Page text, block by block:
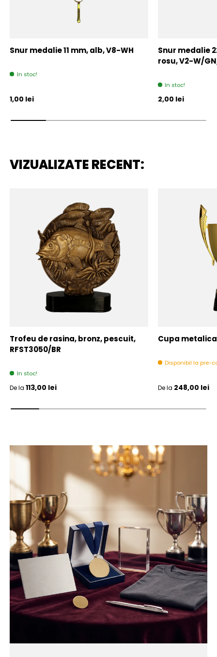
Snur medalie 11 mm, alb, V8-WH
In stoc!
Pret initial
1,00 lei
Snur medalie
rosu, V2-W/
In stoc!
Pret initial
2,00 lei
VIZUALIZATE RECENT:
Trofeu de rasina, bronz, pescuit,
RFST3050/BR
In stoc!
Pret initial
De la 113,00 lei
Cupa
Disponibil la pre-
Pret initial
De la 248,00 lei